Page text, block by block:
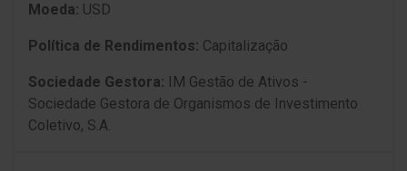
Moeda: USD
Política de Rendimentos: Capitalização
Sociedade Gestora:
IM Gestão de Ativos -
Sociedade Gestora de Organismos de Investimento
Coletivo, S.A.